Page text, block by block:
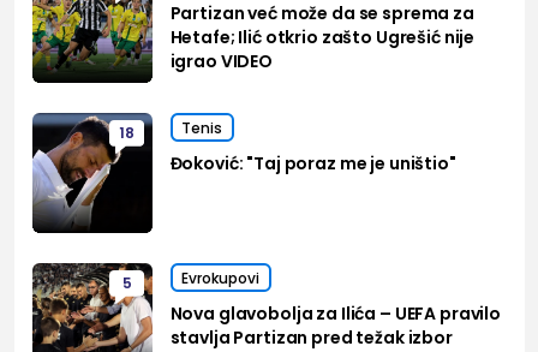
Partizan već može da se sprema za
Hetafe; Ilić otkrio zašto Ugrešić nije
igrao VIDEO
18 Tenis
Đoković: "Taj poraz me je uništio"
5 Evrokupovi
Nova glavobolja za Ilića – UEFA pravilo
stavlja Partizan pred težak izbor